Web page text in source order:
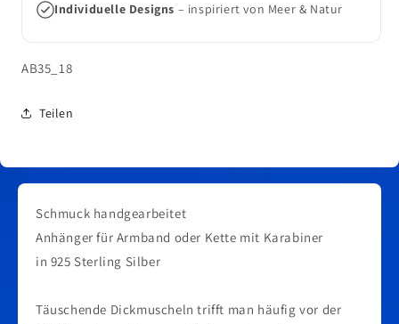
Individuelle Designs – inspiriert von Meer & Natur
SKU:
AB35_18
Teilen
Schmuck handgearbeitet
Anhänger für Armband oder Kette mit Karabiner
in 925 Sterling Silber
Täuschende Dickmuscheln trifft man häufig vor der